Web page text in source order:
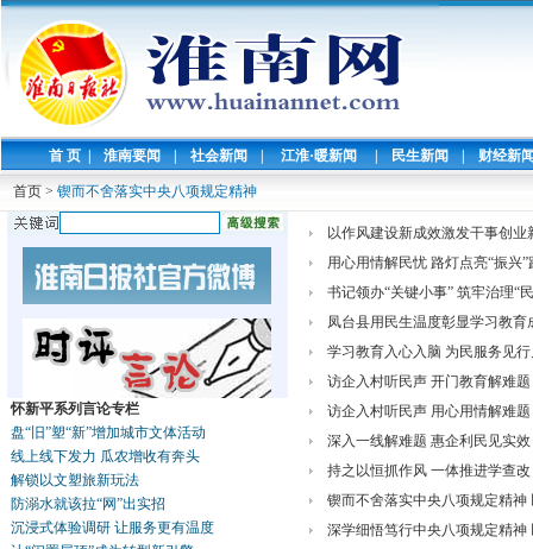
首 页 | 淮南要闻 | 社会新闻 | 江淮·暖新闻 | 民生新闻 | 财经新
首页 > 锲而不舍落实中央八项规定精神
怀新平系列言论专栏
盘“旧”塑“新”增加城市文体活动
线上线下发力 瓜农增收有奔头
解锁以文塑旅新玩法
防溺水就该拉“网”出实招
沉浸式体验调研 让服务更有温度
以作风建设新成效激发干事创业
用心用情解民忧 路灯点亮“振兴”
书记领办“关键小事” 筑牢治理“
凤台县用民生温度彰显学习教育
学习教育入心入脑 为民服务见
访企入村听民声 开门教育解难题
访企入村听民声 用心用情解难题
深入一线解难题 惠企利民见实效
持之以恒抓作风 一体推进学查改
锲而不舍落实中央八项规定精
深学细悟笃行中央八项规定精